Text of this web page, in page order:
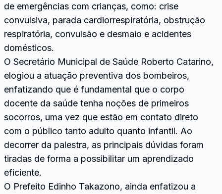
de emergências com crianças, como: crise
convulsiva, parada cardiorrespiratória, obstrução
respiratória, convulsão e desmaio e acidentes
domésticos.
O Secretário Municipal de Saúde Roberto Catarino,
elogiou a atuação preventiva dos bombeiros,
enfatizando que é fundamental que o corpo
docente da saúde tenha noções de primeiros
socorros, uma vez que estão em contato direto
com o público tanto adulto quanto infantil. Ao
decorrer da palestra, as principais dúvidas foram
tiradas de forma a possibilitar um aprendizado
eficiente.
O Prefeito Edinho Takazono, ainda enfatizou a